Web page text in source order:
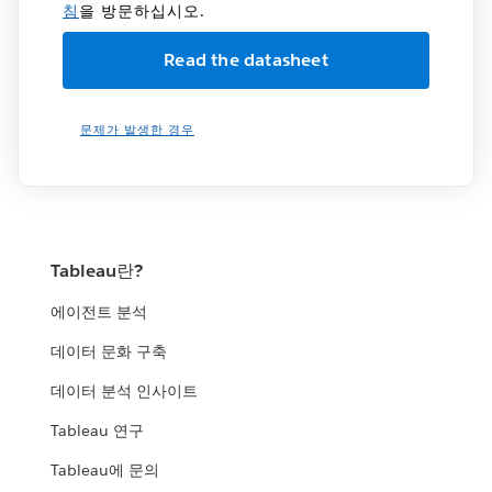
침 을 방문하십시오.
문제가 발생한 경우
Tableau란?
에이전트 분석
데이터 문화 구축
데이터 분석 인사이트
Tableau 연구
Tableau에 문의